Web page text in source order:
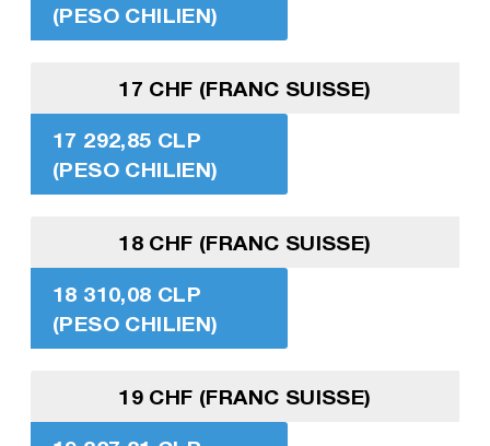
(PESO CHILIEN)
17 CHF (FRANC SUISSE)
17 292,85 CLP
(PESO CHILIEN)
18 CHF (FRANC SUISSE)
18 310,08 CLP
(PESO CHILIEN)
19 CHF (FRANC SUISSE)